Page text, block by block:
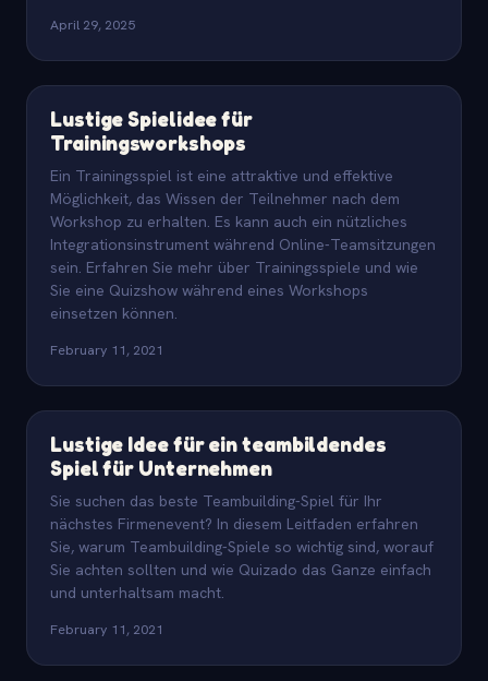
April 29, 2025
Lustige Spielidee für
Trainingsworkshops
Ein Trainingsspiel ist eine attraktive und effektive
Möglichkeit, das Wissen der Teilnehmer nach dem
Workshop zu erhalten. Es kann auch ein nützliches
Integrationsinstrument während Online-Teamsitzungen
sein. Erfahren Sie mehr über Trainingsspiele und wie
Sie eine Quizshow während eines Workshops
einsetzen können.
February 11, 2021
Lustige Idee für ein teambildendes
Spiel für Unternehmen
Sie suchen das beste Teambuilding-Spiel für Ihr
nächstes Firmenevent? In diesem Leitfaden erfahren
Sie, warum Teambuilding-Spiele so wichtig sind, worauf
Sie achten sollten und wie Quizado das Ganze einfach
und unterhaltsam macht.
February 11, 2021